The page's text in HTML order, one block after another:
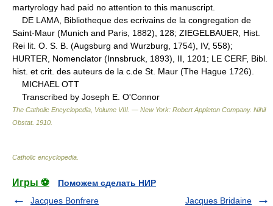
martyrology had paid no attention to this manuscript.
DE LAMA, Bibliotheque des ecrivains de la congregation de
Saint-Maur (Munich and Paris, 1882), 128; ZIEGELBAUER, Hist.
Rei lit. O. S. B. (Augsburg and Wurzburg, 1754), IV, 558);
HURTER, Nomenclator (Innsbruck, 1893), II, 1201; LE CERF, Bibl.
hist. et crit. des auteurs de la c.de St. Maur (The Hague 1726).
MICHAEL OTT
Transcribed by Joseph E. O'Connor
The Catholic Encyclopedia, Volume VIII. — New York: Robert Appleton Company. Nihil
Obstat. 1910
Catholic encyclopedia
Игры ⚽
Поможем сделать НИР
Jacques Bonfrere
Jacques Bridaine